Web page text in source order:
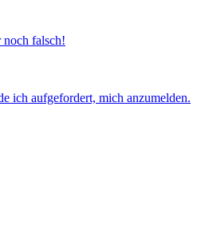
noch falsch!
ich aufgefordert, mich anzumelden.